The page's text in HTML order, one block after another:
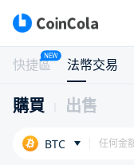
快捷區
NEW
法幣交易
購買 出售
BTC